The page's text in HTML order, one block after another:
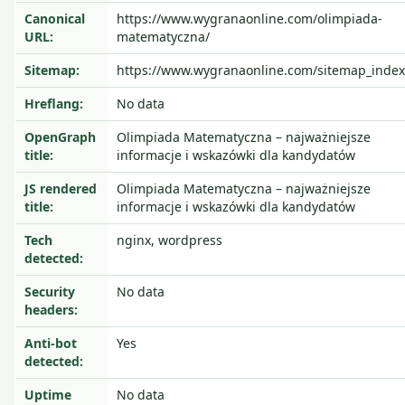
Canonical
URL:
https://www.wygranaonline.com/olimpiada-
matematyczna/
Sitemap:
https://www.wygranaonline.com/
Hreflang:
No data
OpenGraph
title:
Olimpiada Matematyczna – najważniejsze
informacje i wskazówki dla kandydatów
JS rendered
title:
Olimpiada Matematyczna – najważniejsze
informacje i wskazówki dla kandydatów
Tech
detected:
nginx, wordpress
Security
headers:
No data
Anti-bot
detected:
Yes
Uptime
No data